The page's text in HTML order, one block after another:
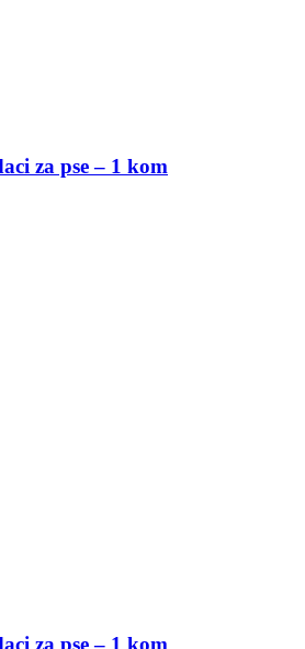
za pse – 1 kom
za pse – 1 kom